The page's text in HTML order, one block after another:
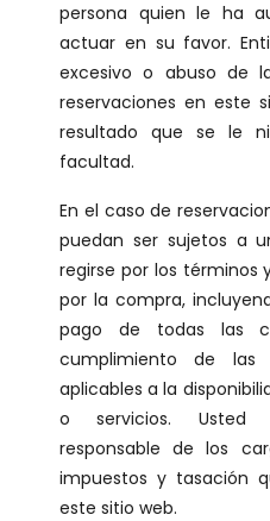
persona quien le ha
actuar en su favor.
excesivo o abuso de
reservaciones en este
resultado que se le
facultad.
En el caso de
puedan ser sujetos a
regirse por los términos
por la compra,
pago de todas las
cumplimiento de las
aplicables a la
o servicios. Usted
responsable de los
impuestos y tasación
este sitio web.